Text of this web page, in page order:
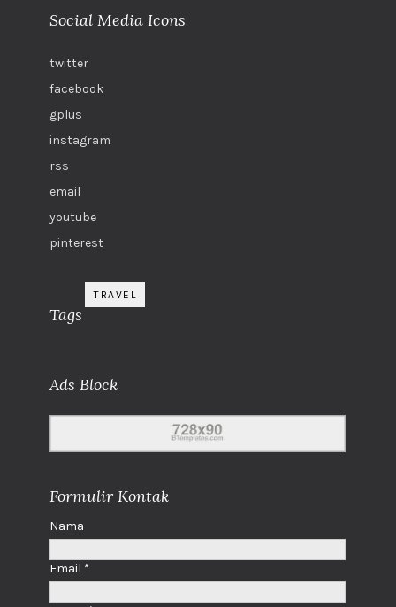
Social Media Icons
twitter
facebook
gplus
instagram
rss
email
youtube
pinterest
Tags
TRAVEL
Ads Block
Formulir Kontak
Nama
Email *